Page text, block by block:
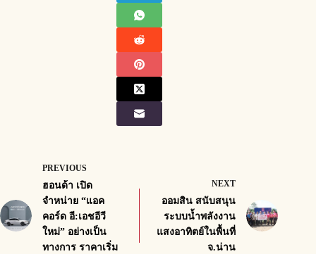
PREVIOUS
ฮอนด้า เปิด
จำหน่าย “แอค
คอร์ด อี:เอชอีวี
ใหม่” อย่างเป็น
ทางการ ราคาเริ่ม
NEXT
ออมสิน สนับสนุน
ระบบน้ำพลังงาน
แสงอาทิตย์ในพื้นที่
จ.น่าน